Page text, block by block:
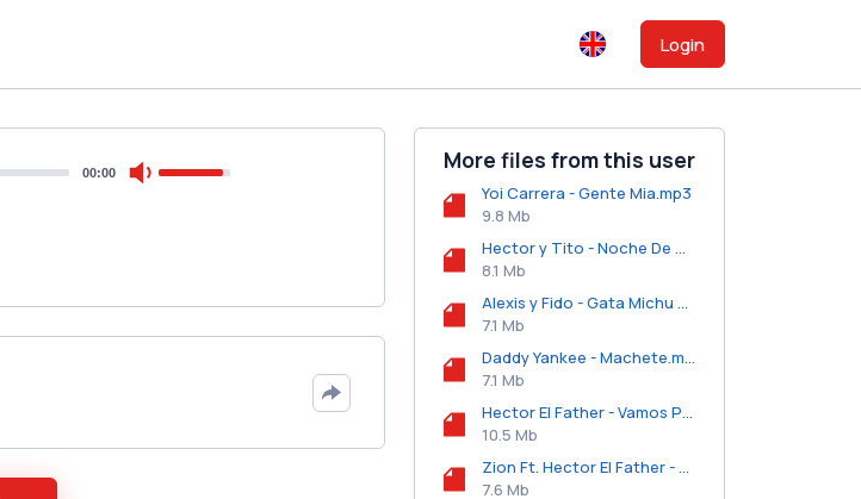
Login
00:00 More files from this user
Yoi Carrera - Gente Mia.mp3
9.8 Mb
Hector y Tito - Noche De Terror.mp3
8.1 Mb
Alexis y Fido - Gata Michu Michu.mp3
7.1 Mb
Daddy Yankee - Machete.mp3
7.1 Mb
Hector El Father - Vamos Pa La Calle.mp3
10.5 Mb
Zion Ft. Hector El Father - Mirandonos.mp3
7.6 Mb